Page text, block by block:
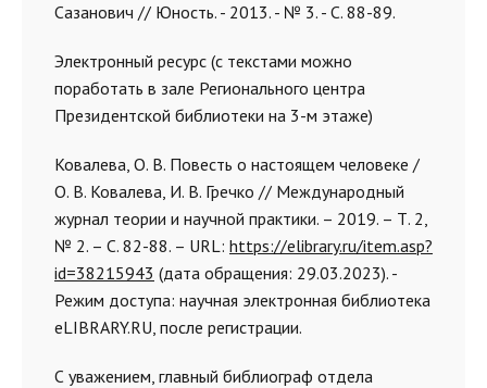
Сазанович // Юность. - 2013. - № 3. - С. 88-89.
Электронный ресурс (с текстами можно
поработать в зале Регионального центра
Президентской библиотеки на 3-м этаже)
Ковалева, О. В. Повесть о настоящем человеке /
О. В. Ковалева, И. В. Гречко // Международный
журнал теории и научной практики. – 2019. – Т. 2,
№ 2. – С. 82-88. – URL: https://elibrary.ru/item.asp?
id=38215943 (дата обращения: 29.03.2023). -
Режим доступа: научная электронная библиотека
eLIBRARY.RU, после регистрации.
С уважением, главный библиограф отдела